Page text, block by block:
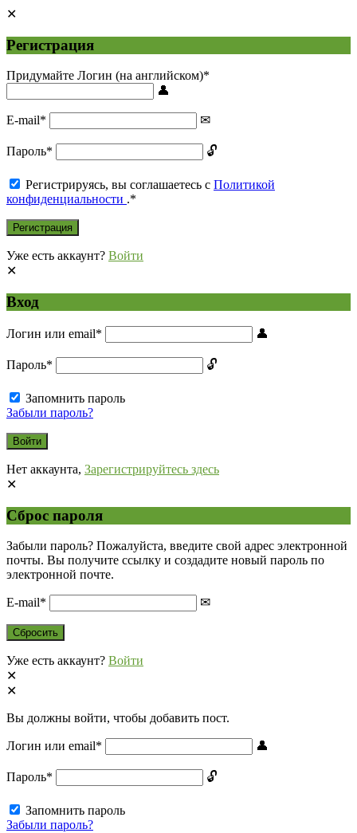
Регистрация
Придумайте Логин (на английском)*
E-mail*
Пароль*
Регистрируясь, вы соглашаетесь с Политикой
конфиденциальности .*
Уже есть аккаунт? Войти
Вход
Логин или email*
Пароль*
Запомнить пароль
Забыли пароль?
Нет аккаунта, Зарегистрируйтесь здесь
Сброс пароля
Забыли пароль? Пожалуйста, введите свой адрес электронной
почты. Вы получите ссылку и создадите новый пароль по
электронной почте.
E-mail*
Уже есть аккаунт? Войти
Вы должны войти, чтобы добавить пост.
Логин или email*
Пароль*
Запомнить пароль
Забыли пароль?